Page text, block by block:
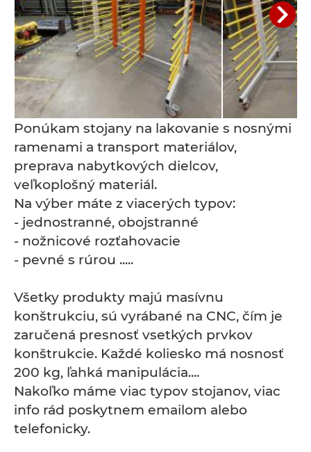
Ponúkam stojany na lakovanie s nosnými
ramenami a transport materiálov,
preprava nabytkových dielcov,
veľkoplošný materiál.
Na výber máte z viacerých typov:
- jednostranné, obojstranné
- nožnicové rozťahovacie
- pevné s rúrou .....
Všetky produkty majú masívnu
konštrukciu, sú vyrábané na CNC, čím je
zaručená presnosť vsetkých prvkov
konštrukcie. Každé koliesko má nosnosť
200 kg, ľahká manipulácia....
Nakoľko máme viac typov stojanov, viac
info rád poskytnem emailom alebo
telefonicky.